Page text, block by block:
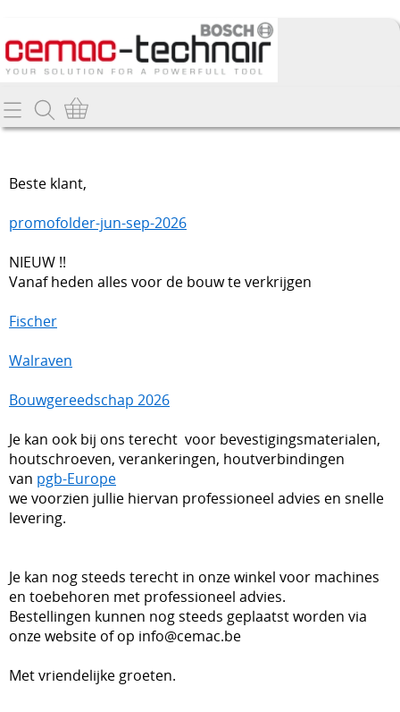
Home
Promo's
Nieuw
Bosch gereedschappen
Deltair perslucht-gereedschappen
Nederman haspels
Elektriciteit
Trilnaalden
Blowers / Soufflantes / zijkanaalventilatoren
Vonkarme gereedschappen (ATEX)
Contact
Mijn account
Beste klant,
promofolder-jun-sep-2026
NIEUW !!
Vanaf heden alles voor de bouw te verkrijgen
Fischer
Walraven
Bouwgereedschap 2026
Je kan ook bij ons terecht voor bevestigingsmaterialen,
houtschroeven, verankeringen, houtverbindingen
van pgb-Europe
we voorzien jullie hiervan professioneel advies en snelle
levering.
Je kan nog steeds terecht in onze winkel voor machines
en toebehoren met professioneel advies.
Bestellingen kunnen nog steeds geplaatst worden via
onze website of op info@cemac.be
Met vriendelijke groeten.